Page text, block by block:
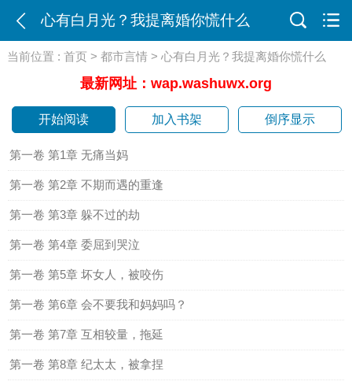
心有白月光？我提离婚你慌什么
当前位置 :首页 >都市言情 > 心有白月光？我提离婚你慌什么
最新网址：wap.washuwx.org
开始阅读 加入书架 倒序显示
第一卷 第1章 无痛当妈
第一卷 第2章 不期而遇的重逢
第一卷 第3章 躲不过的劫
第一卷 第4章 委屈到哭泣
第一卷 第5章 坏女人，被咬伤
第一卷 第6章 会不要我和妈妈吗？
第一卷 第7章 互相较量，拖延
第一卷 第8章 纪太太，被拿捏